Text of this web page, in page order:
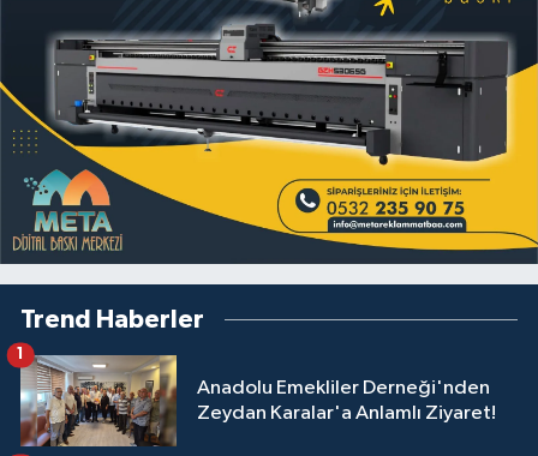
Trend Haberler
Anadolu Emekliler Derneği'nden
Zeydan Karalar'a Anlamlı Ziyaret!
1